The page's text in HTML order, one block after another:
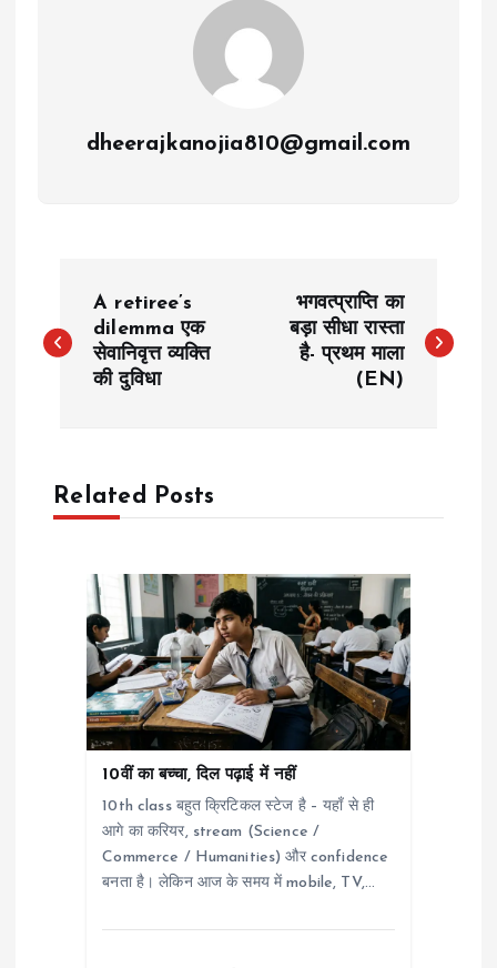
dheerajkanojia810@gmail.com
o
n
A retiree’s
dilemma एक
सेवानिवृत्त व्यक्ति
की दुविधा
भगवत्प्राप्ति का
बड़ा सीधा रास्ता
है- प्रथम माला
(EN)
Related Posts
10वीं का बच्चा, दिल पढ़ाई में नहीं
10th class बहुत क्रिटिकल स्टेज है – यहाँ से ही
आगे का करियर, stream (Science /
Commerce / Humanities) और confidence
बनता है। लेकिन आज के समय में mobile, TV,…